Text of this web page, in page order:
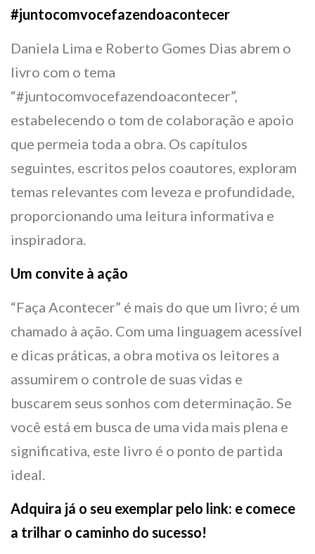
#juntocomvocefazendoacontecer
Daniela Lima e Roberto Gomes Dias abrem o
livro com o tema
“#juntocomvocefazendoacontecer”,
estabelecendo o tom de colaboração e apoio
que permeia toda a obra. Os capítulos
seguintes, escritos pelos coautores, exploram
temas relevantes com leveza e profundidade,
proporcionando uma leitura informativa e
inspiradora.
Um convite à ação
“Faça Acontecer” é mais do que um livro; é um
chamado à ação. Com uma linguagem acessível
e dicas práticas, a obra motiva os leitores a
assumirem o controle de suas vidas e
buscarem seus sonhos com determinação. Se
você está em busca de uma vida mais plena e
significativa, este livro é o ponto de partida
ideal.
Adquira já o seu exemplar pelo link: e comece
a trilhar o caminho do sucesso!